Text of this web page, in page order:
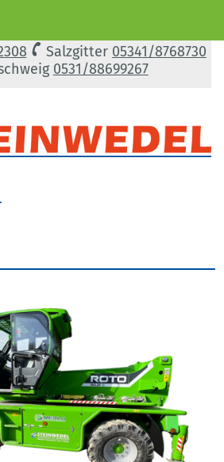
Salzgitter 05341/8768730
0531/88699267